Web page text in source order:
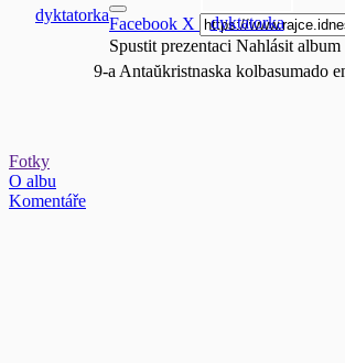
dyktatorka
9-a Antaŭkristnaska kolbasumado
dyktatorkaFacebook X
Spustit prezentaci Nahlásit album
Fotky
O albu
Komentáře